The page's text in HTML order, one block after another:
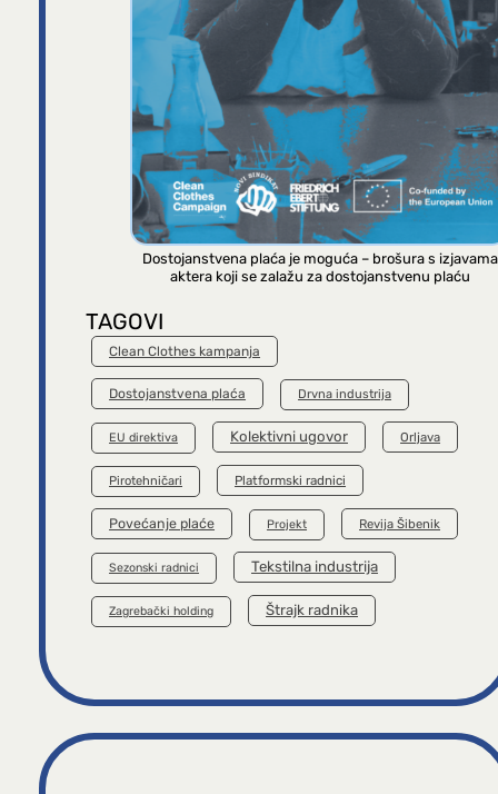
Dostojanstvena plaća je moguća – brošura s izjavama
aktera koji se zalažu za dostojanstvenu plaću
TAGOVI
Clean Clothes kampanja
Dostojanstvena plaća Drvna industrija
EU direktiva Kolektivni ugovor Orljava
Pirotehničari Platformski radnici
Povećanje plaće Projekt Revija Šibenik
Sezonski radnici Tekstilna industrija
Zagrebački holding Štrajk radnika